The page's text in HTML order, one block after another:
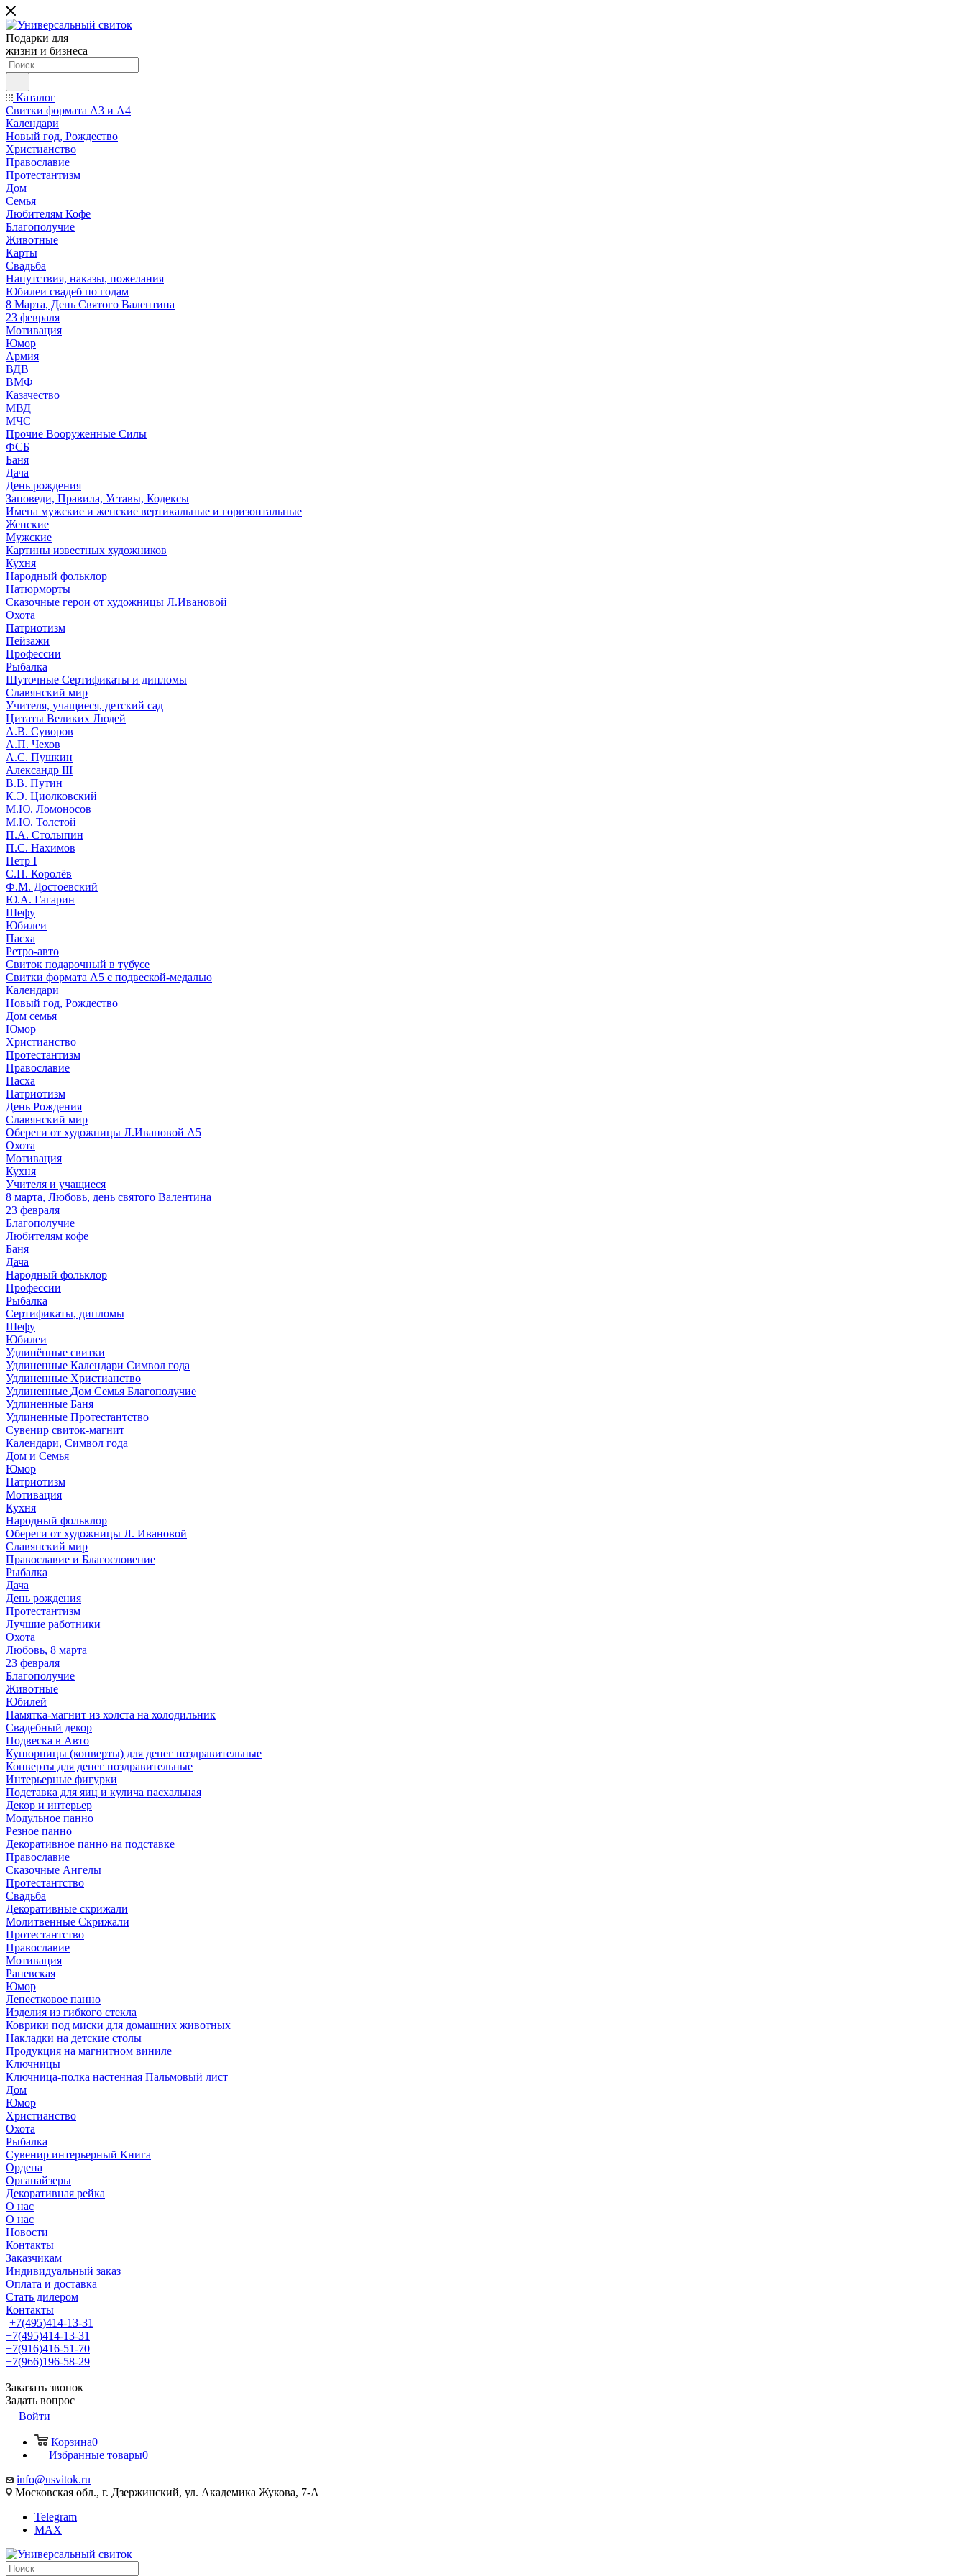
Подарки для
жизни и бизнеса
Каталог
Свитки формата А3 и А4
Календари
Новый год, Рождество
Христианство
Православие
Протестантизм
Дом
Семья
Любителям Кофе
Благополучие
Животные
Карты
Свадьба
Напутствия, наказы, пожелания
Юбилеи свадеб по годам
8 Марта, День Святого Валентина
23 февраля
Мотивация
Юмор
Армия
ВДВ
ВМФ
Казачество
МВД
МЧС
Прочие Вооруженные Силы
ФСБ
Баня
Дача
День рождения
Заповеди, Правила, Уставы, Кодексы
Имена мужские и женские вертикальные и горизонтальные
Женские
Мужские
Картины известных художников
Кухня
Народный фольклор
Натюрморты
Сказочные герои от художницы Л.Ивановой
Охота
Патриотизм
Пейзажи
Профессии
Рыбалка
Шуточные Сертификаты и дипломы
Славянский мир
Учителя, учащиеся, детский сад
Цитаты Великих Людей
А.В. Суворов
А.П. Чехов
А.С. Пушкин
Александр III
В.В. Путин
К.Э. Циолковский
М.Ю. Ломоносов
М.Ю. Толстой
П.А. Столыпин
П.С. Нахимов
Петр I
С.П. Королёв
Ф.М. Достоевский
Ю.А. Гагарин
Шефу
Юбилеи
Пасха
Ретро-авто
Свиток подарочный в тубусе
Свитки формата А5 с подвеской-медалью
Календари
Новый год, Рождество
Дом семья
Юмор
Христианство
Протестантизм
Православие
Пасха
Патриотизм
День Рождения
Славянский мир
Обереги от художницы Л.Ивановой А5
Охота
Мотивация
Кухня
Учителя и учащиеся
8 марта, Любовь, день святого Валентина
23 февраля
Благополучие
Любителям кофе
Баня
Дача
Народный фольклор
Профессии
Рыбалка
Сертификаты, дипломы
Шефу
Юбилеи
Удлинённые свитки
Удлиненные Календари Символ года
Удлиненные Христианство
Удлиненные Дом Семья Благополучие
Удлиненные Баня
Удлиненные Протестантство
Сувенир свиток-магнит
Календари, Символ года
Дом и Семья
Юмор
Патриотизм
Мотивация
Кухня
Народный фольклор
Обереги от художницы Л. Ивановой
Славянский мир
Православие и Благословение
Рыбалка
Дача
День рождения
Протестантизм
Лучшие работники
Охота
Любовь, 8 марта
23 февраля
Благополучие
Животные
Юбилей
Памятка-магнит из холста на холодильник
Свадебный декор
Подвеска в Авто
Купюрницы (конверты) для денег поздравительные
Конверты для денег поздравительные
Интерьерные фигурки
Подставка для яиц и кулича пасхальная
Декор и интерьер
Модульное панно
Резное панно
Декоративное панно на подставке
Православие
Сказочные Ангелы
Протестантство
Свадьба
Декоративные скрижали
Молитвенные Скрижали
Протестантство
Православие
Мотивация
Раневская
Юмор
Лепестковое панно
Изделия из гибкого стекла
Коврики под миски для домашних животных
Накладки на детские столы
Продукция на магнитном виниле
Ключницы
Ключница-полка настенная Пальмовый лист
Дом
Юмор
Христианство
Охота
Рыбалка
Сувенир интерьерный Книга
Ордена
Органайзеры
Декоративная рейка
О нас
О нас
Новости
Контакты
Заказчикам
Индивидуальный заказ
Оплата и доставка
Стать дилером
Контакты
+7(495)414-13-31
+7(495)414-13-31
+7(916)416-51-70
+7(966)196-58-29
Заказать звонок
Задать вопрос
Войти
Корзина0
Избранные товары0
info@usvitok.ru
Московская обл., г. Дзержинский, ул. Академика Жукова, 7-А
Telegram
MAX